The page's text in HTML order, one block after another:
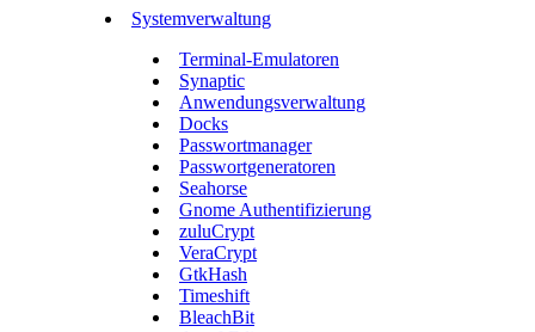
Systemverwaltung
Terminal-Emulatoren
Synaptic
Anwendungsverwaltung
Docks
Passwortmanager
Passwortgeneratoren
Seahorse
Gnome Authentifizierung
zuluCrypt
VeraCrypt
GtkHash
Timeshift
BleachBit